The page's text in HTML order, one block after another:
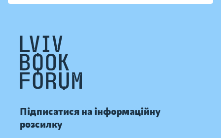
Підписатися на інформаційну
розсилку